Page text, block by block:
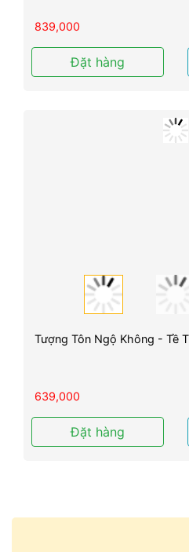
839,000
Đặt hàng
Tượng Tôn Ngộ Không - Tề
639,000
Đặt hàng